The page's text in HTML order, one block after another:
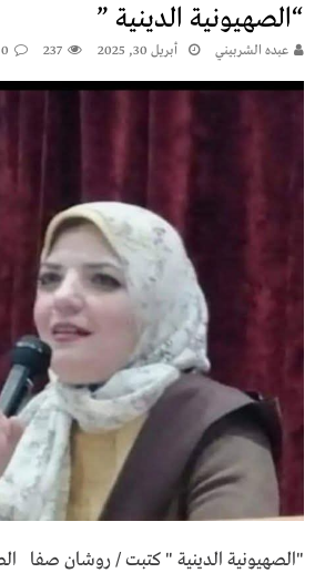
“الصهيونية الدينية ”
عبده الشربيني أبريل 30, 2025 237
0
"الصهيونية الدينية " كتبت / روشان صفا